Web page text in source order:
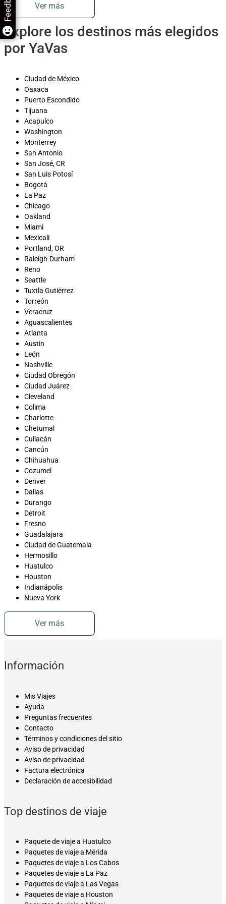
Ver más
Explore los destinos más elegidos
por YaVas
Ciudad de México
Oaxaca
Puerto Escondido
Tijuana
Acapulco
Washington
Monterrey
San Antonio
San José, CR
San Luis Potosí
Bogotá
La Paz
Chicago
Oakland
Miami
Mexicali
Portland, OR
Raleigh-Durham
Reno
Seattle
Tuxtla Gutiérrez
Torreón
Veracruz
Aguascalientes
Atlanta
Austin
León
Nashville
Ciudad Obregón
Ciudad Juárez
Cleveland
Colima
Charlotte
Chetumal
Culiacán
Cancún
Chihuahua
Cozumel
Denver
Dallas
Durango
Detroit
Fresno
Guadalajara
Ciudad de Guatemala
Hermosillo
Huatulco
Houston
Indianápolis
Nueva York
Ver más
Información
Mis Viajes
Ayuda
Preguntas frecuentes
Contacto
Términos y condiciones del sitio
Aviso de privacidad
Aviso de privacidad
Factura electrónica
Declaración de accesibilidad
Top destinos de viaje
Paquete de viaje a Huatulco
Paquetes de viaje a Mérida
Paquetes de viaje a Los Cabos
Paquetes de viaje a La Paz
Paquetes de viaje a Las Vegas
Paquetes de viaje a Houston